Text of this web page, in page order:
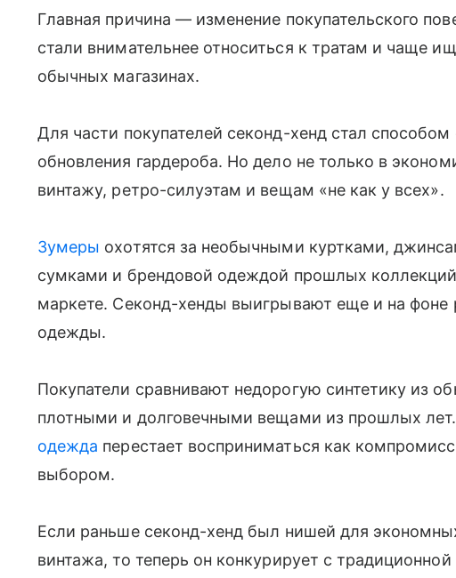
Главная причина — изменение покупательского
стали внимательнее относиться к тратам и чаще
обычных магазинах.
Для части покупателей секонд-хенд стал
обновления гардероба. Но дело не только в
винтажу, ретро-силуэтам и вещам «не как у всех».
Зумеры охотятся за необычными куртками,
сумками и брендовой одеждой прошлых
маркете. Секонд-хенды выигрывают еще и на фоне
одежды.
Покупатели сравнивают недорогую синтетику из
плотными и долговечными вещами из прошлых лет.
одежда перестает восприниматься как
выбором.
Если раньше секонд-хенд был нишей для
винтажа, то теперь он конкурирует с